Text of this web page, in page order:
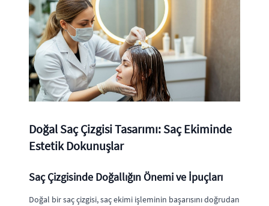
Doğal Saç Çizgisi Tasarımı: Saç Ekiminde
Estetik Dokunuşlar
Saç Çizgisinde Doğallığın Önemi ve İpuçları
Doğal bir saç çizgisi, saç ekimi işleminin başarısını doğrudan